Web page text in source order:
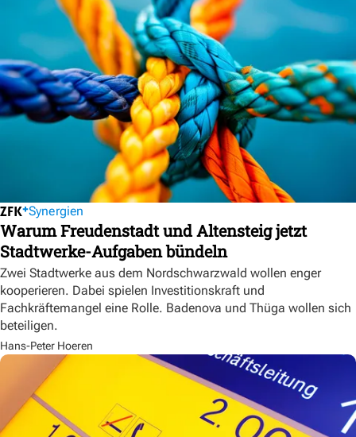
Synergien
Warum Freudenstadt und Altensteig jetzt
Stadtwerke-Aufgaben bündeln
Zwei Stadtwerke aus dem Nordschwarzwald wollen enger
kooperieren. Dabei spielen Investitionskraft und
Fachkräftemangel eine Rolle. Badenova und Thüga wollen sich
beteiligen.
Hans-Peter Hoeren